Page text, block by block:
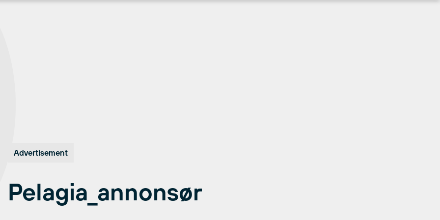
Advertisement
Pelagia_annonsør